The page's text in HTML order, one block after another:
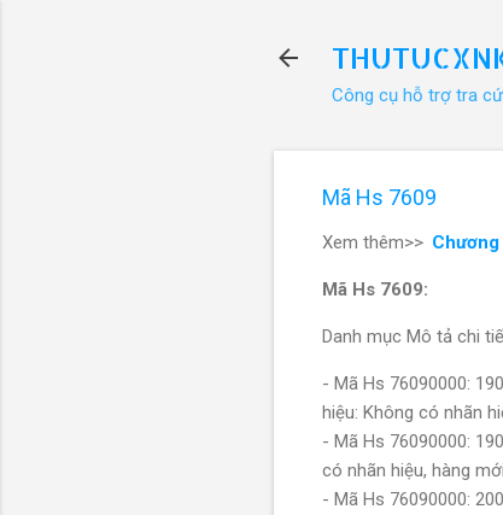
Công cụ hỗ trợ tra
Mã Hs 7609
Xem thêm>> Chương
Mã Hs 7609:
Danh mục Mô tả chi
- Mã Hs 76090000:
hiệu: Không có nhãn
- Mã Hs 76090000:
có nhãn hiệu, hàng
- Mã Hs 76090000: